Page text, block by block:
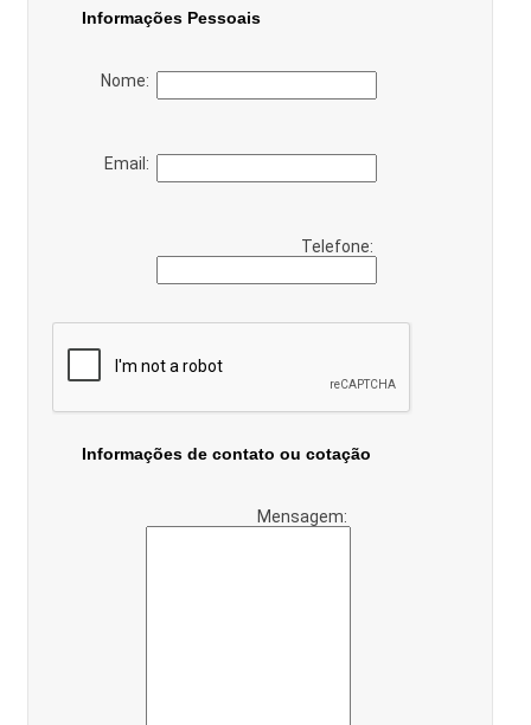
Informações Pessoais
Nome:
Email:
Telefone:
Informações de contato ou cotação
Mensagem: